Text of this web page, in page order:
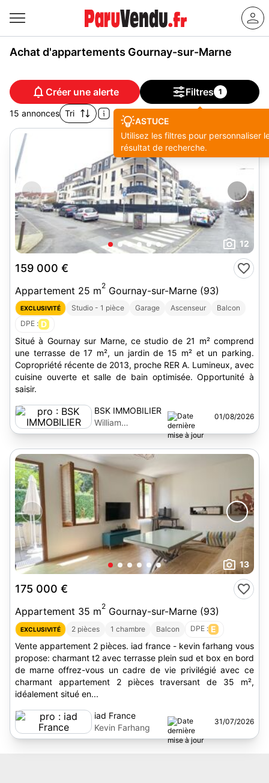
Achat d'appartements Gournay-sur-Marne
Créer une alerte Filtres 1
ASTUCE
Utilisez les filtres pour personnaliser
résultat de recherche.
15 annonces Tri
12
159 000 €
Appartement 25 m2 Gournay-sur-Marne (93)
EXCLUSIVITÉ Studio - 1 pièce Garage Ascenseur
Balcon
DPE : D
Situé à Gournay sur Marne, ce studio de 21 m² comprend
une terrasse de 17 m², un jardin de 15 m² et un parking.
Copropriété récente de 2013, proche RER A. Lumineux, avec
cuisine ouverte et salle de bain optimisée. Opportunité à
saisir.
BSK IMMOBILIER
William
Coulongeat
01/08/2026
13
175 000 €
Appartement 35 m2 Gournay-sur-Marne (93)
EXCLUSIVITÉ 2 pièces 1 chambre Balcon DPE : E
Vente appartement 2 pièces. iad france - kevin farhang vous
propose: charmant t2 avec terrasse plein sud et box en bord
de marne offrez-vous un cadre de vie privilégié avec ce
charmant appartement 2 pièces traversant de 35 m²,
idéalement situé en...
iad France
Kevin Farhang
31/07/2026